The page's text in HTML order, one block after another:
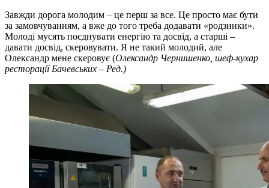
Завжди дорога молодим – це перш за все. Це просто має бути
за замовчуванням, а вже до того треба додавати «родзинки».
Молоді мусять поєднувати енергію та досвід, а старші –
давати досвід, скеровувати. Я не такий молодий, але
Олександр мене скеровує (Олександр Чернишенко, шеф-кухар
ресторації Бачевських – Ред.)